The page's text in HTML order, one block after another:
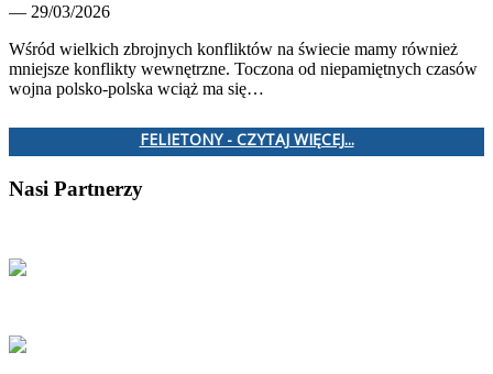
— 29/03/2026
Wśród wielkich zbrojnych konfliktów na świecie mamy również
mniejsze konflikty wewnętrzne. Toczona od niepamiętnych czasów
wojna polsko-polska wciąż ma się…
FELIETONY - CZYTAJ WIĘCEJ...
Nasi Partnerzy